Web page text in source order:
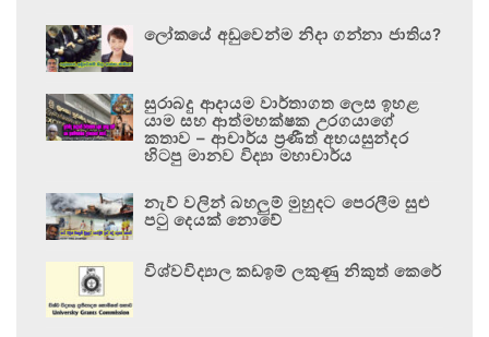
ලෝකයේ අඩුවෙන්ම නිදා ගන්නා ජාතිය?
සුරාබදු ආදායම වාර්තාගත ලෙස ඉහළ
යාම සහ ආත්මභක්ෂක උරගයාගේ
කතාව – ආචාර්ය ප්‍රණීත් අභයසුන්දර
හිටපු මානව විද්‍යා මහාචාර්ය
නැව් වලින් බහලුම් මුහුදට පෙරලීම සුළු
පටු දෙයක් නොවේ
විශ්වවිද්‍යාල කඩඉම් ලකුණු නිකුත් කෙරේ